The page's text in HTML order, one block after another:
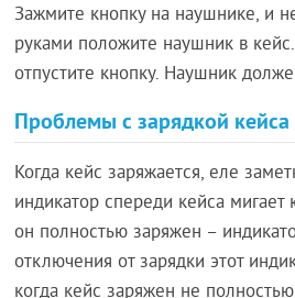
Зажмите кнопку на наушнике, и
руками положите наушник в
отпустите кнопку. Наушник
Проблемы с зарядкой кейса
Когда кейс заряжается, еле
индикатор спереди кейса
он полностью заряжен –
отключения от зарядки этот
когда кейс заряжен не